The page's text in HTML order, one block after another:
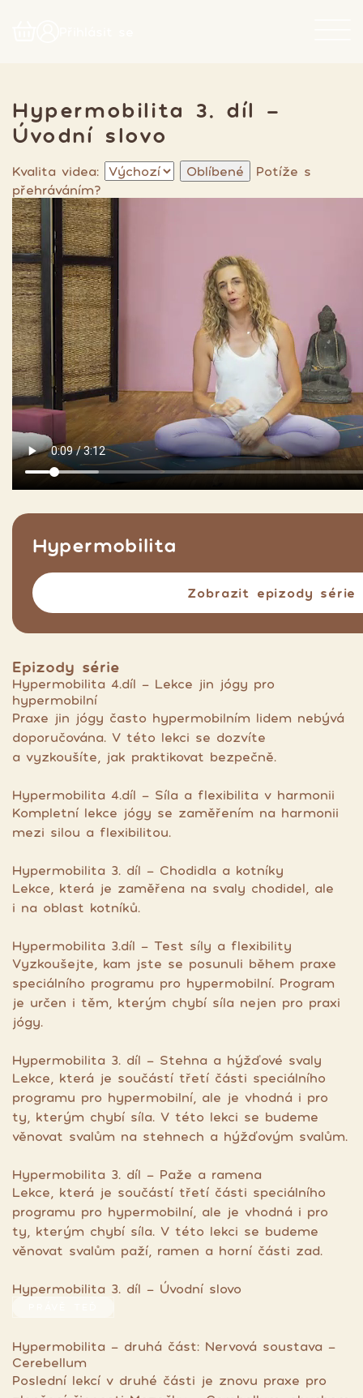
Hypermobilita 3. díl -
Úvodní slovo
Kvalita videa: Oblíbené
Potíže s
přehráváním?
Hypermobilita
Zobrazit epizody série
Epizody série
Hypermobilita 4.díl - Lekce jin jógy pro
hypermobilní
Praxe jin jógy často hypermobilním lidem nebývá
doporučována. V této lekci se dozvíte
a vyzkoušíte, jak praktikovat bezpečně.
Hypermobilita 4.díl - Síla a flexibilita v harmonii
Kompletní lekce jógy se zaměřením na harmonii
mezi silou a flexibilitou.
Hypermobilita 3. díl - Chodidla a kotníky
Lekce, která je zaměřena na svaly chodidel, ale
i na oblast kotníků.
Hypermobilita 3.díl - Test síly a flexibility
Vyzkoušejte, kam jste se posunuli během praxe
speciálního programu pro hypermobilní. Program
je určen i těm, kterým chybí síla nejen pro praxi
jógy.
Hypermobilita 3. díl - Stehna a hýžďové svaly
Lekce, která je součástí třetí části speciálního
programu pro hypermobilní, ale je vhodná i pro
ty, kterým chybí síla. V této lekci se budeme
věnovat svalům na stehnech a hýžďovým svalům.
Hypermobilita 3. díl - Paže a ramena
Lekce, která je součástí třetí části speciálního
programu pro hypermobilní, ale je vhodná i pro
ty, kterým chybí síla. V této lekci se budeme
věnovat svalům paží, ramen a horní části zad.
Hypermobilita 3. díl - Úvodní slovo
Hypermobilita - druhá část: Nervová soustava -
Cerebellum
Poslední lekcí v druhé části je znovu praxe pro